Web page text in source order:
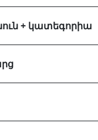
+ կատեգորիա